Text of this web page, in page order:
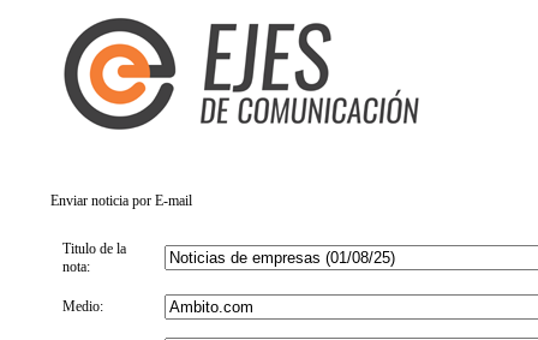
Enviar noticia por E-mail
Titulo de la
nota:
Medio: